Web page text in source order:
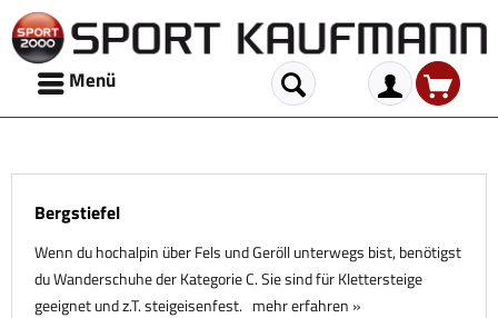
Menü
Bergstiefel
Wenn du hochalpin über Fels und Geröll unterwegs bist, benötigst
du Wanderschuhe der Kategorie C. Sie sind für Klettersteige
geeignet und z.T. steigeisenfest. mehr erfahren »